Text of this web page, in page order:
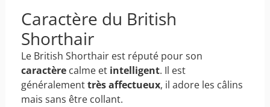
Caractère du British
Shorthair
Le British Shorthair est réputé pour son
caractèrecalme et intelligent. Il est
généralementtrès affectueux, il adore les câlins
mais sans être collant.